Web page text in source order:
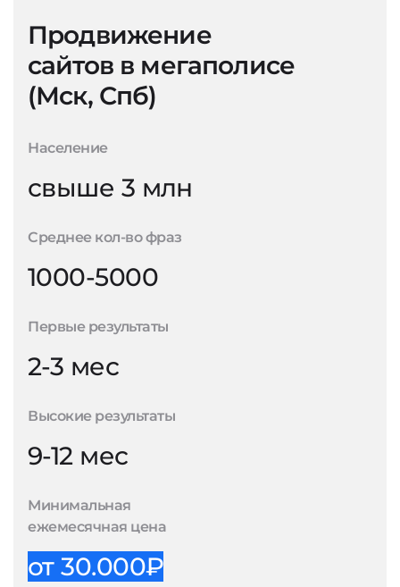
Продвижение
сайтов в мегаполисе
(Мск, Спб)
Население
свыше 3 млн
Среднее кол-во фраз
1000-5000
Первые результаты
2-3 мес
Высокие результаты
9-12 мес
Минимальная
ежемесячная цена
от 30.000₽